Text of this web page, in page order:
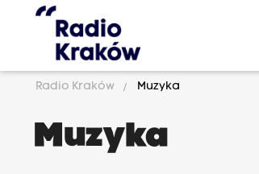
Radio Kraków Muzyka
Muzyka